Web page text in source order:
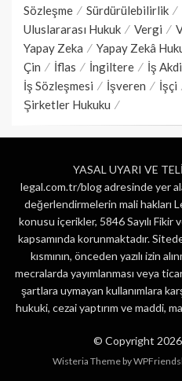
Sözleşme
Sürdürülebilirlik
Uluslararası Hukuk
Vergi
Yapay Zeka
Yapay Zekâ
Çin
İflas İngiltere İş Akdi
İş Sözleşmesi
İşveren İşçi
Şirketler Hukuku
YASAL UYARI VE
legal.com.tr/blog adresinde yer
değerlendirmelerin mali hakları
konusu içerikler, 5846 Sayılı Fikir
kapsamında korunmaktadır.
kısmının, önceden yazılı izin
mecralarda yayımlanması veya
şartlara uymayan kullanımlara
hukuki, cezai yaptırım ve maddi,
© Copyright
Wisteria Theme by